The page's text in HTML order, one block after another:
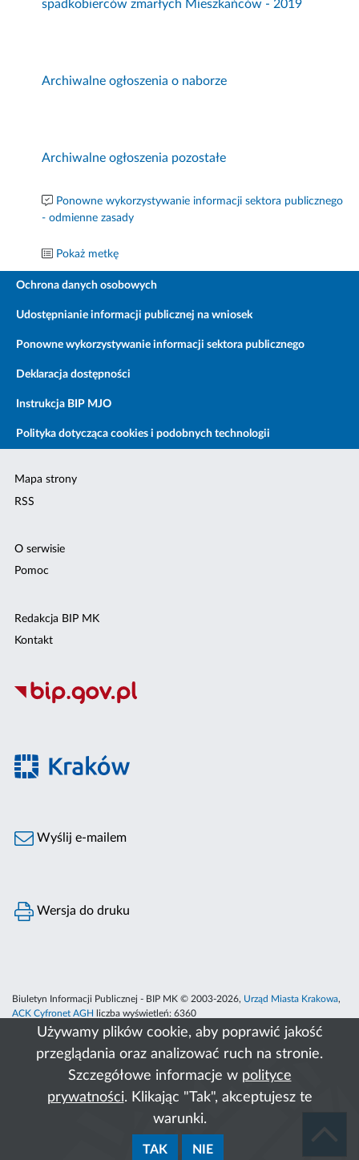
Używamy plików cookie, aby poprawić jakość
przeglądania oraz analizować ruch na stronie.
Szczegółowe informacje w polityce
prywatności. Klikając "Tak", akceptujesz te
warunki.
TAK NIE
spadkobierców zmarłych Mieszkańców - 2019
Archiwalne ogłoszenia o naborze
Archiwalne ogłoszenia pozostałe
Ponowne wykorzystywanie informacji sektora publicznego
- odmienne zasady
Pokaż metkę
Ochrona danych osobowych
Udostępnianie informacji publicznej na wniosek
Ponowne wykorzystywanie informacji sektora publicznego
Deklaracja dostępności
Instrukcja BIP MJO
Polityka dotycząca cookies i podobnych technologii
Mapa strony
RSS
O serwisie
Pomoc
Redakcja BIP MK
Kontakt
Wyślij e-mailem
Wersja do druku
Biuletyn Informacji Publicznej - BIP MK © 2003-2026, Urząd Miasta Krakowa,
ACK Cyfronet AGH
liczba wyświetleń: 6360